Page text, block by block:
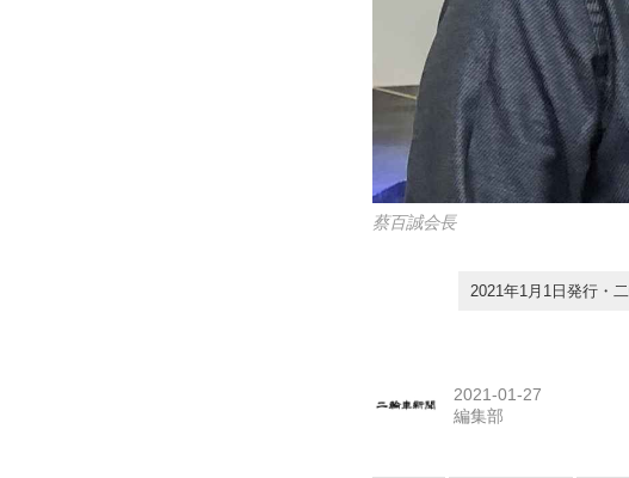
蔡百誠会長
2021年1月1日発行・
2021-01-27
編集部